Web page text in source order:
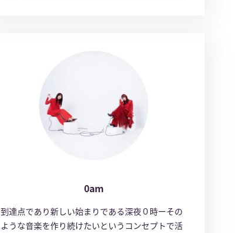
0am
到達点であり新しい始まりである深夜０時ーその
ような音楽を作り続けたいというコンセプトで活